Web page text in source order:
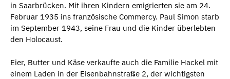
in Saarbrücken. Mit ihren Kindern emigrierten sie am 24.
Februar 1935 ins französische Commercy. Paul Simon starb
im September 1943, seine Frau und die Kinder überlebten
den Holocaust.
Eier, Butter und Käse verkaufte auch die Familie Hackel mit
einem Laden in der Eisenbahnstraße 2, der wichtigsten